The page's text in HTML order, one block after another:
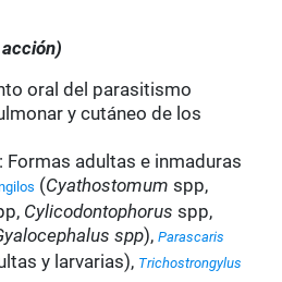
oral del parasitismo
y cutáneo de los
adultas e inmaduras
(Cyathostomum spp,
Cylicodontophorus spp,
spp),Parascaris
y larvarias), Trichostrongylus